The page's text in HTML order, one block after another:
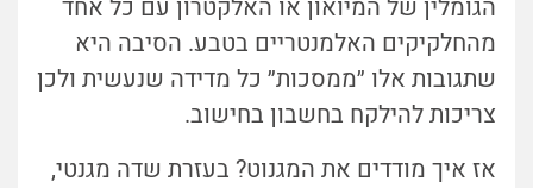
הגומלין של המיואון או האלקטרון עם כל אחד
מהחלקיקים האלמנטריים בטבע. הסיבה היא
שתגובות אלו ״ממסכות״ כל מדידה שנעשית ולכן
צריכות להילקח בחשבון בחישוב.
אז איך מודדים את המגנוט? בעזרת שדה מגנטי,